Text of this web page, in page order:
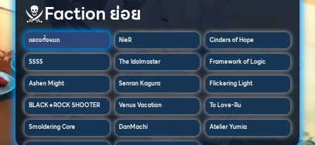
Faction ย่อย
แสดงทั้งหมด NieR Cinders of Hope
SSSS The Idolmaster Framework of Logic
Ashen Might Senran Kagura Flickering Light
BLACK★ROCK SHOOTER Venus Vacation To Love-Ru
Smoldering Core DanMachi Atelier Yumia